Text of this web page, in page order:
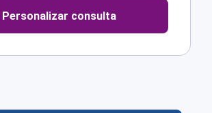
Personalizar consulta